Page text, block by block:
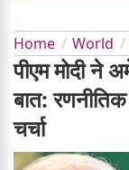
Home World
पीएम मोदी ने
बात: रणनीतिक
चर्चा